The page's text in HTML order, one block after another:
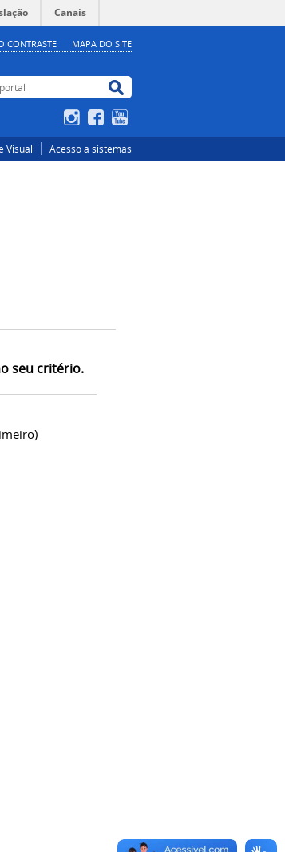
Canais
CONTRASTE MAPA DO SITE
Buscar no portal
InstagramFacebook
Visual Acesso a sistemas
seu critério.